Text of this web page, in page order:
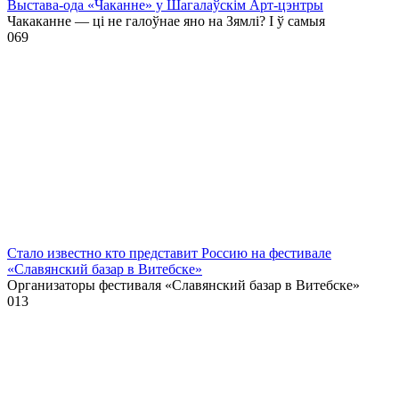
Выстава-ода «Чаканне» у Шагалаўскім Арт-цэнтры
Чакаканне — ці не галоўнае яно на Зямлі? І ў самыя
069
Стало известно кто представит Россию на фестивале
«Славянский базар в Витебске»
Организаторы фестиваля «Славянский базар в Витебске»
013